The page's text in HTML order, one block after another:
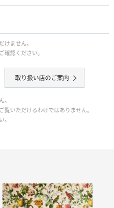
けません。
認ください。
取り扱い店のご案内
いただけるわけではありません。